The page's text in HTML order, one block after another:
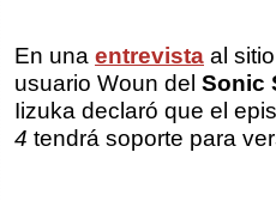
En una entrevista al
usuario Woun del Sonic
Iizuka declaró que el
4 tendrá soporte para